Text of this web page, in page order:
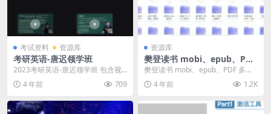
考试资料 资源库
考研英语-唐迟领学班
2023考研英语-唐迟领学班 包含视
频资料以及pdf资料
4 年前 709
资源库
樊登读书 mobi、epub、PDF
多格式 电子书 高能汇总
樊登读书 mobi、epub、PDF 多格
式 电子书 高能汇总 资源目录 鲍鹏
山...4 年前 1.2K